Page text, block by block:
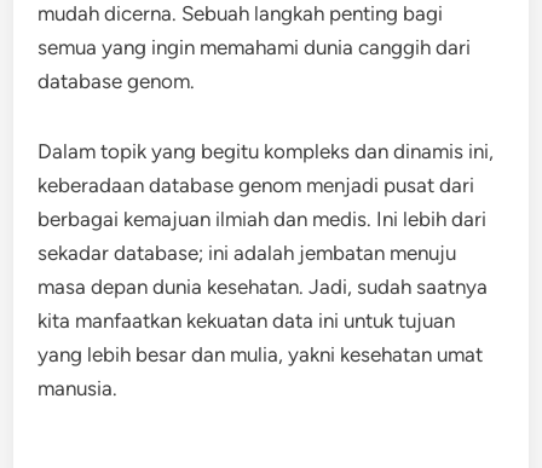
mudah dicerna. Sebuah langkah penting bagi
semua yang ingin memahami dunia canggih dari
database genom.
Dalam topik yang begitu kompleks dan dinamis ini,
keberadaan database genom menjadi pusat dari
berbagai kemajuan ilmiah dan medis. Ini lebih dari
sekadar database; ini adalah jembatan menuju
masa depan dunia kesehatan. Jadi, sudah saatnya
kita manfaatkan kekuatan data ini untuk tujuan
yang lebih besar dan mulia, yakni kesehatan umat
manusia.